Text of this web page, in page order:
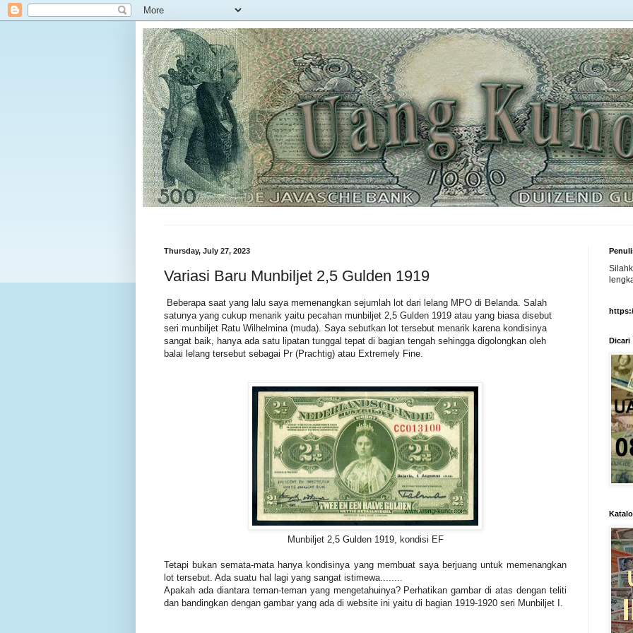
Thursday, July 27, 2023
Variasi Baru Munbiljet 2,5 Gulden 1919
Beberapa saat yang lalu saya memenangkan sejumlah lot dari lelang MPO di Belanda. Salah
satunya yang cukup menarik yaitu pecahan munbiljet 2,5 Gulden 1919 atau yang biasa disebut
seri munbiljet Ratu Wilhelmina (muda). Saya sebutkan lot tersebut menarik karena kondisinya
sangat baik, hanya ada satu lipatan tunggal tepat di bagian tengah sehingga digolongkan oleh
balai lelang tersebut sebagai Pr (Prachtig) atau Extremely Fine.
Munbiljet 2,5 Gulden 1919, kondisi EF
Tetapi bukan semata-mata hanya kondisinya yang membuat saya berjuang untuk memenangkan
lot tersebut. Ada suatu hal lagi yang sangat istimewa........
Apakah ada diantara teman-teman yang mengetahuinya? Perhatikan gambar di atas dengan teliti
dan bandingkan dengan gambar yang ada di website ini yaitu di bagian 1919-1920 seri Munbiljet I.
Dicari